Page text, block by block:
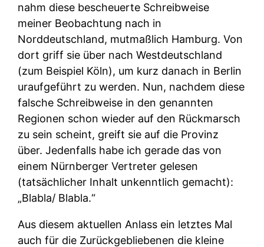
nahm diese bescheuerte Schreibweise
meiner Beobachtung nach in
Norddeutschland, mutmaßlich Hamburg. Von
dort griff sie über nach Westdeutschland
(zum Beispiel Köln), um kurz danach in Berlin
uraufgeführt zu werden. Nun, nachdem diese
falsche Schreibweise in den genannten
Regionen schon wieder auf den Rückmarsch
zu sein scheint, greift sie auf die Provinz
über. Jedenfalls habe ich gerade das von
einem Nürnberger Vertreter gelesen
(tatsächlicher Inhalt unkenntlich gemacht):
„Blabla/ Blabla.“
Aus diesem aktuellen Anlass ein letztes Mal
auch für die Zurückgebliebenen die kleine